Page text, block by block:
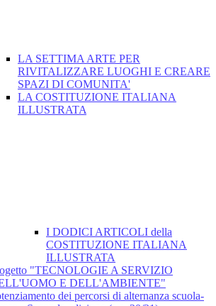
LA SETTIMA ARTE PER
RIVITALIZZARE LUOGHI E CREARE
SPAZI DI COMUNITA'
LA COSTITUZIONE ITALIANA
ILLUSTRATA
I DODICI ARTICOLI della
COSTITUZIONE ITALIANA
ILLUSTRATA
"TECNOLOGIE A SERVIZIO
E DELL'AMBIENTE"
dei percorsi di alternanza scuola-